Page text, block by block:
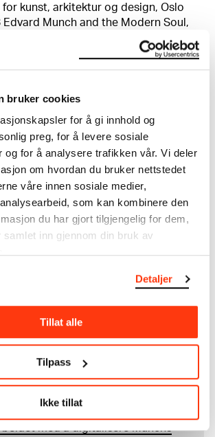
bruker cookies
for å gi innhold og
preg, for å levere sosiale
og for å analysere trafikken vår. Vi deler
om hvordan du bruker nettstedet
våre innen sosiale medier,
som kan kombinere den
du har gjort tilgjengelig for dem,
samlet inn gjennom din bruk av
Detaljer
Tillat alle
Tilpass
Ikke tillat
for kunst, arkitektur og design, Oslo
Center, Seoul 2014, kat.nr. 91
kan du søke i hele Edvard Munchs
utbedres jevnlig i
nyeste forskningen. Vi tar
feil kan forekomme.
består av over 42 000 unike
inkludert nærmere 27 000 unike
til den ekstraordinære samlingen
testamenterte til Oslo
Amaldus Nielsen og Ludvig O.
av våre avfotograferinger og
med å digitalisere Munchs